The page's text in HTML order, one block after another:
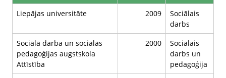
Liepājas universitāte
2009
Sociālais
darbs
Sociālā darba un sociālās
pedagoģijas augstskola
Attīstība
2000
Sociālais
darbs un
pedagoģija